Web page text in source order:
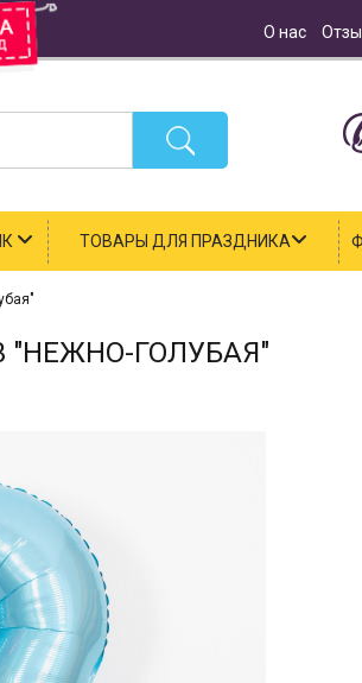
О нас
ТОВАРЫ ДЛЯ ПРАЗДНИКА
ГОЛУБАЯ"